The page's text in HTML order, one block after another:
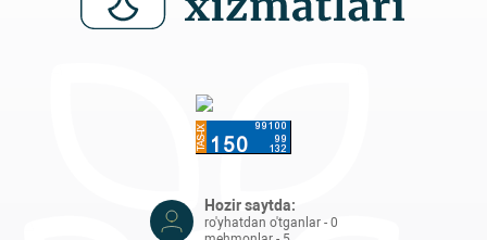
Hozir saytda:
ro'yhatdan o'tganlar - 0